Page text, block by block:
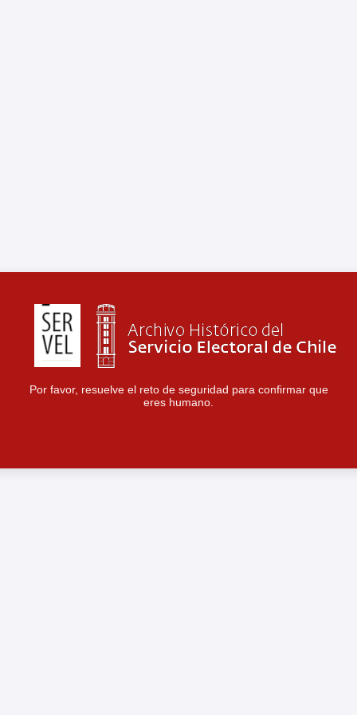
Por favor, resuelve el reto de seguridad para confirmar que
eres humano.